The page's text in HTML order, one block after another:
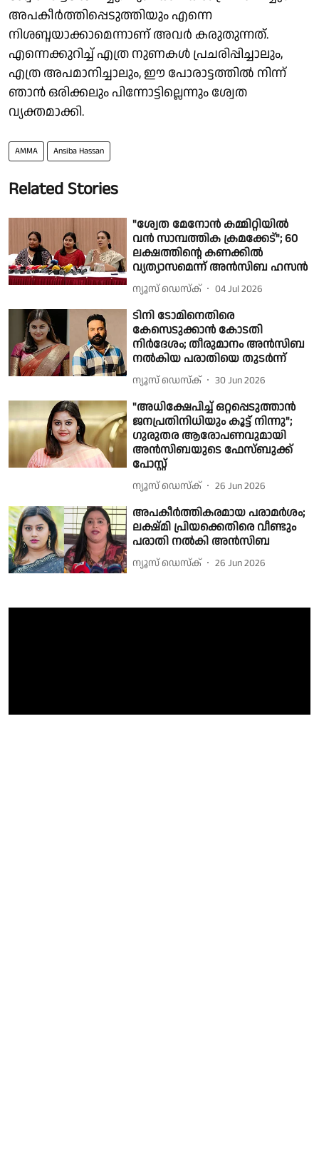
അപകീർത്തിപ്പെടുത്തിയും എന്നെ
നിശബ്ദയാക്കാമെന്നാണ് അവർ കരുതുന്നത്.
എന്നെക്കുറിച്ച് എത്ര നുണകൾ പ്രചരിപ്പിച്ചാലും,
എത്ര അപമാനിച്ചാലും, ഈ പോരാട്ടത്തിൽ നിന്ന്
ഞാൻ ഒരിക്കലും പിന്നോട്ടില്ലെന്നും ശ്വേത
വ്യക്തമാക്കി.
AMMA Ansiba Hassan
Related Stories
"ശ്വേത മേനോൻ കമ്മിറ്റിയിൽ
വൻ സാമ്പത്തിക ക്രമക്കേട്"; 60
ലക്ഷത്തിൻ്റെ കണക്കിൽ
വ്യത്യാസമെന്ന് അൻസിബ ഹസൻ
ന്യൂസ് ഡെസ്ക് 04 Jul 2026
ടിനി ടോമിനെതിരെ
കേസെടുക്കാൻ കോടതി
നിർദേശം; തീരുമാനം അൻസിബ
നൽകിയ പരാതിയെ തുടർന്ന്
ന്യൂസ് ഡെസ്ക് 30 Jun 2026
"അധിക്ഷേപിച്ച് ഒറ്റപ്പെടുത്താൻ
ജനപ്രതിനിധിയും കൂട്ട് നിന്നു";
ഗുരുതര ആരോപണവുമായി
അൻസിബയുടെ ഫേസ്ബുക്ക്
പോസ്റ്റ്
ന്യൂസ് ഡെസ്ക് 26 Jun 2026
അപകീർത്തികരമായ പരാമർശം;
ലക്ഷ്മി പ്രിയക്കെതിരെ വീണ്ടും
പരാതി നൽകി അൻസിബ
ന്യൂസ് ഡെസ്ക് 26 Jun 2026